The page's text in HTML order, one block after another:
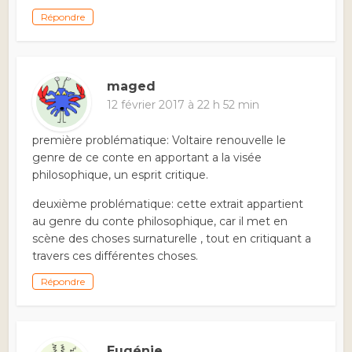
Répondre
maged
12 février 2017 à 22 h 52 min
première problématique: Voltaire renouvelle le
genre de ce conte en apportant a la visée
philosophique, un esprit critique.
deuxième problématique: cette extrait appartient
au genre du conte philosophique, car il met en
scène des choses surnaturelle , tout en critiquant a
travers ces différentes choses.
Répondre